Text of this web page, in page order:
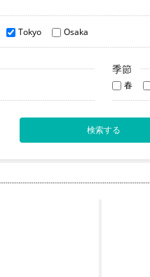
Tokyo Osaka
季節
春